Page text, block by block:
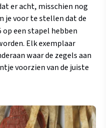
er acht, misschien nog
je voor te stellen dat de
op een stapel hebben
Elk exemplaar
waar de zegels aan
voorzien van de juiste